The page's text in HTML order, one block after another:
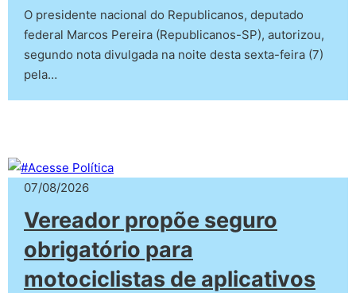
O presidente nacional do Republicanos, deputado
federal Marcos Pereira (Republicanos-SP), autorizou,
segundo nota divulgada na noite desta sexta-feira (7)
pela…
07/08/2026
Vereador propõe seguro
obrigatório para
motociclistas de aplicativos